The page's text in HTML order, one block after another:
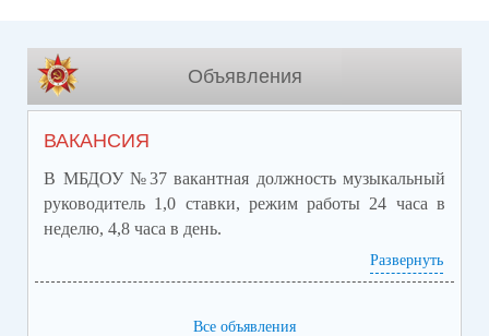
Объявления
ВАКАНСИЯ
В МБДОУ №37 вакантная должность музыкальный
руководитель 1,0 ставки, режим работы 24 часа в
неделю, 4,8 часа в день.
профессиональное образование по направлению
Развернуть
Все объявления